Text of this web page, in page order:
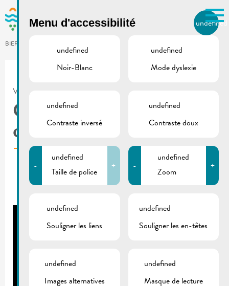
Skip to main content
BIERGER.REMICH.LU
Utilisez la recherche pour
Comme par exemple des contacts, des
VILLE DE REMICH / ACTUALITÉ
Comment voter
correctement?
Menu d'accessibilité undefined
undefined
Noir-Blanc
undefined
Mode dyslexie
undefined
Contraste inversé
undefined
Contraste doux
-
undefined
Taille de police
+ -
undefined
Zoom
+
undefined
Souligner les liens
undefined
Souligner les en-têtes
undefined
Images alternatives
undefined
Masque de lecture